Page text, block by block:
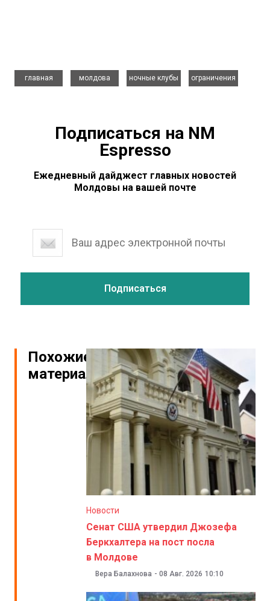
главная
молдова
ночные клубы
ограничения
Подписаться на NM
Espresso
Ежедневный дайджест главных новостей
Молдовы на вашей почте
Похожие
материалы
Новости
Сенат США утвердил Джозефа
Беркхалтера на пост посла
в Молдове
Вера Балахнова - 08 Авг. 2026 10:10